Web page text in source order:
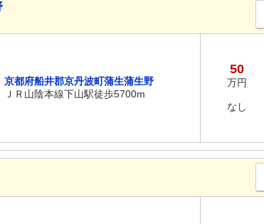
京都府船井郡京丹波町蒲生蒲生野
ＪＲ山陰本線下山駅徒歩5700m
50
万円
なし